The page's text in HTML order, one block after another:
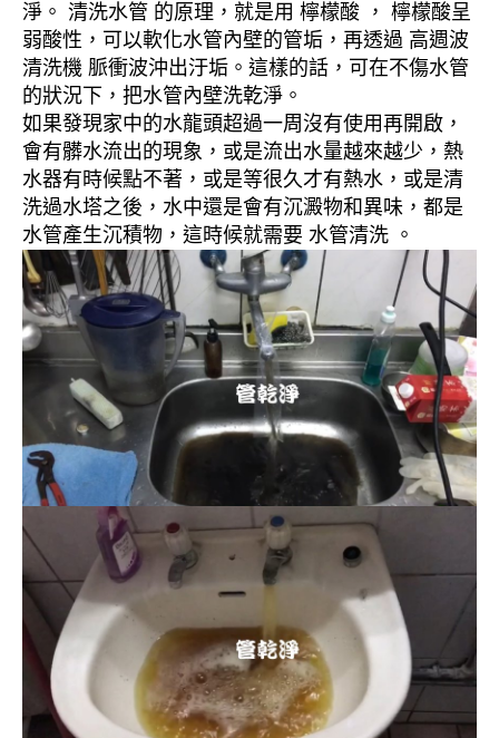
淨。 清洗水管 的原理，就是用 檸檬酸 ， 檸檬酸呈
弱酸性，可以軟化水管內壁的管垢，再透過 高週波
清洗機 脈衝波沖出汙垢。這樣的話，可在不傷水管
的狀況下，把水管內壁洗乾淨。
如果發現家中的水龍頭超過一周沒有使用再開啟，
會有髒水流出的現象，或是流出水量越來越少，熱
水器有時候點不著，或是等很久才有熱水，或是清
洗過水塔之後，水中還是會有沉澱物和異味，都是
水管產生沉積物，這時候就需要 水管清洗 。